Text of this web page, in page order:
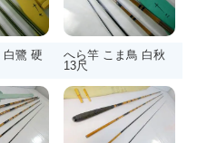
白鷺 硬
へら竿 こま鳥 白秋
13尺